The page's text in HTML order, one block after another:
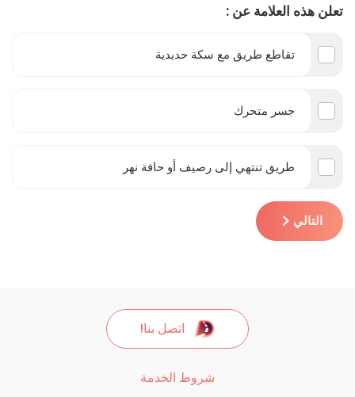
تعلن هذه العلامة عن :
تقاطع طريق مع سكة حديدية
جسر متحرك
طريق تنتهي إلى رصيف أو حافة نهر
التالي
اتصل بنا!
شروط الخدمة